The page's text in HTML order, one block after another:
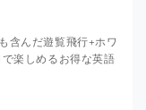
含んだ遊覧飛行+ホワ
楽しめるお得な英語